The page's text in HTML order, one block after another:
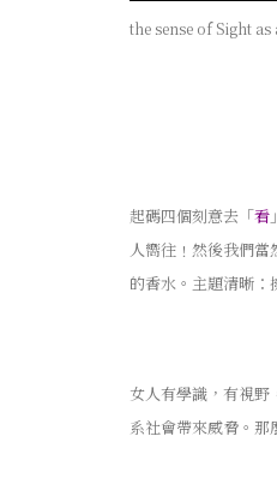
the sense of Sight
起碼四個刻意去「看
人嚮往﹗然後我們
的香水。主題清晰：
女人有學識，有視
系社會帶來威脅。那